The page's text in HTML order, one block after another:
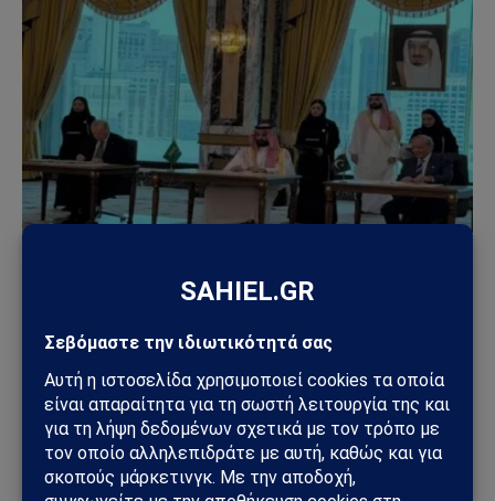
Συμφωνία της Μέκκας: Τουρκία, Σαουδική Αραβία
Οι επιπτώσεις για την Ελλάδα
08/08/2026